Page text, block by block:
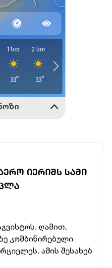
ᲘᲔᲠᲘᲨᲡ ᲡᲐᲛᲘ
ღამით,
კომბინირებული
ამის შესახებ